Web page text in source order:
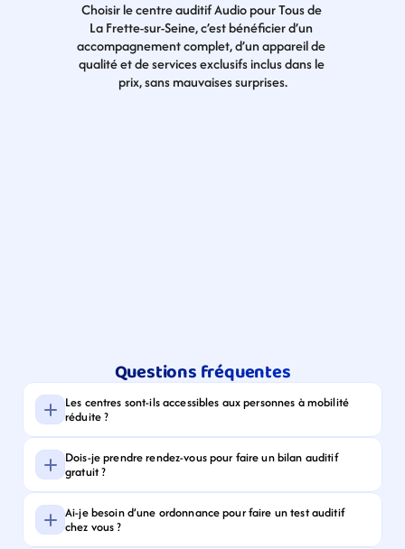
Choisir le centre auditif Audio pour Tous de
La Frette-sur-Seine, c’est bénéficier d’un
accompagnement complet, d’un appareil de
qualité et de services exclusifs inclus dans le
prix, sans mauvaises surprises.
Questions fréquentes
Les centres sont-ils accessibles aux personnes à mobilité
réduite ?
Dois-je prendre rendez-vous pour faire un bilan auditif
gratuit ?
Ai-je besoin d’une ordonnance pour faire un test auditif
chez vous ?